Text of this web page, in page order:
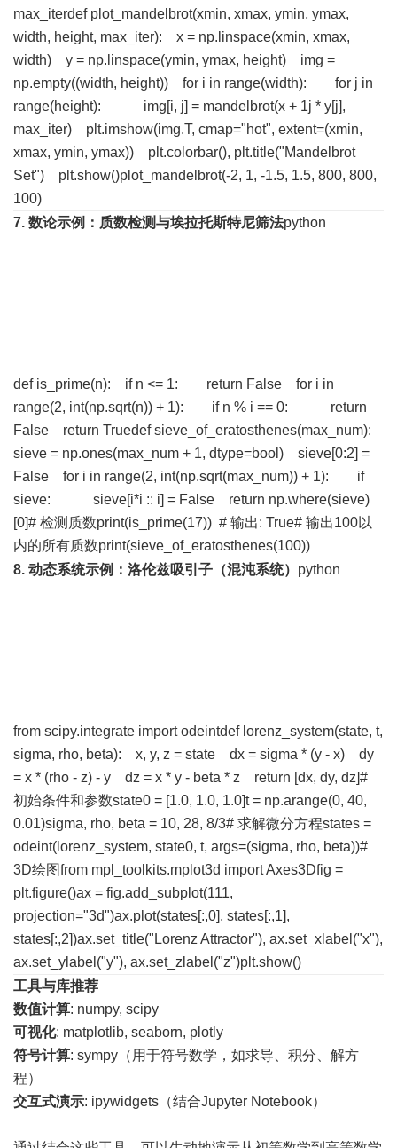
max_iterdef plot_mandelbrot(xmin, xmax, ymin, ymax,
width, height, max_iter): x = np.linspace(xmin, xmax,
width) y = np.linspace(ymin, ymax, height) img =
np.empty((width, height)) for i in range(width): for j in
range(height): img[i, j] = mandelbrot(x + 1j * y[j],
max_iter) plt.imshow(img.T, cmap="hot", extent=(xmin,
xmax, ymin, ymax)) plt.colorbar(), plt.title("Mandelbrot
Set") plt.show()plot_mandelbrot(-2, 1, -1.5, 1.5, 800, 800,
100)
7. 数论示例：质数检测与埃拉托斯特尼筛法python
def is_prime(n): if n <= 1: return False for i in
range(2, int(np.sqrt(n)) + 1): if n % i == 0: return
False return Truedef sieve_of_eratosthenes(max_num):
sieve = np.ones(max_num + 1, dtype=bool) sieve[0:2] =
False for i in range(2, int(np.sqrt(max_num)) + 1): if
sieve: sieve[i*i :: i] = False return np.where(sieve)
[0]# 检测质数print(is_prime(17)) # 输出: True# 输出100以
内的所有质数print(sieve_of_eratosthenes(100))
8. 动态系统示例：洛伦兹吸引子（混沌系统） python
from scipy.integrate import odeintdef lorenz_system(state, t,
sigma, rho, beta): x, y, z = state dx = sigma * (y - x) dy
= x * (rho - z) - y dz = x * y - beta * z return [dx, dy, dz]#
初始条件和参数state0 = [1.0, 1.0, 1.0]t = np.arange(0, 40,
0.01)sigma, rho, beta = 10, 28, 8/3# 求解微分方程states =
odeint(lorenz_system, state0, t, args=(sigma, rho, beta))#
3D绘图from mpl_toolkits.mplot3d import Axes3Dfig =
plt.figure()ax = fig.add_subplot(111,
projection="3d")ax.plot(states[:,0], states[:,1],
states[:,2])ax.set_title("Lorenz Attractor"), ax.set_xlabel("x"),
ax.set_ylabel("y"), ax.set_zlabel("z")plt.show()
工具与库推荐
数值计算: numpy, scipy
可视化: matplotlib, seaborn, plotly
符号计算: sympy（用于符号数学，如求导、积分、解方
程）
交互式演示: ipywidgets（结合Jupyter Notebook）